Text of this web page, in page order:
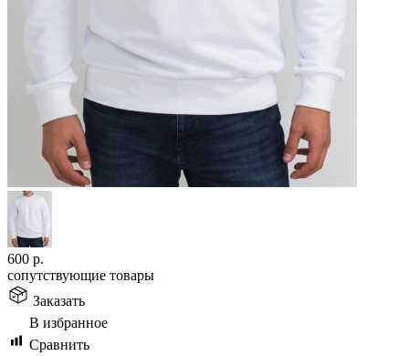
600 р.
сопутствующие товары
Заказать
В избранное
Сравнить